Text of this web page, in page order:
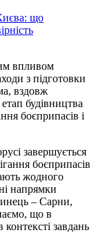
що
впливом
з підготовки
вздовж
будівництва
боєприпасів і
завершується
боєприпасів
жодного
напрямки
– Сарни,
що в
завдань